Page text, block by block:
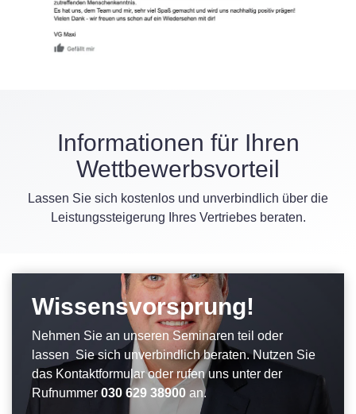
Informationen für Ihren
Wettbewerbsvorteil
Lassen Sie sich kostenlos und unverbindlich über die
Leistungssteigerung Ihres Vertriebes beraten.
Wissensvorsprung!
Nehmen Sie an unseren Seminaren teil oder
lassen Sie sich unverbindlich beraten. Nutzen Sie
das Kontaktformular oder rufen uns unter der
Rufnummer 030 629 38900 an.